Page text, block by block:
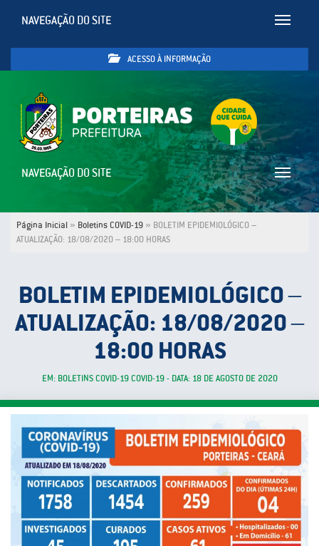
Toggle
NAVEGAÇÃO DO SITE
ACESSO À INFORMAÇÃO
Toggle
NAVEGAÇÃO DO SITE
Página Inicial » Boletins COVID-19 » BOLETIM EPIDEMIOLÓGICO –
ATUALIZAÇÃO: 18/08/2020 – 18:00 HORAS
BOLETIM EPIDEMIOLÓGICO –
ATUALIZAÇÃO: 18/08/2020 –
18:00 HORAS
EM: BOLETINS COVID-19 COVID-19 - DATA: 18 DE AGOSTO DE 2020